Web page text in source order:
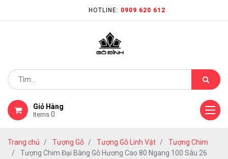
HOTLINE: 0909 620 612
Giỏ Hàng
Items 0
Trang chủ Tượng Gỗ Tượng Gỗ Linh Vật
Tượng Chim
Tượng Chim Đại Bàng Gỗ Hương Cao 80 Ngang 100 Sâu 26